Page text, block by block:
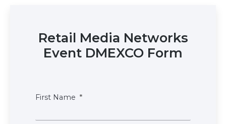
Retail Media Networks
Event DMEXCO Form
First Name